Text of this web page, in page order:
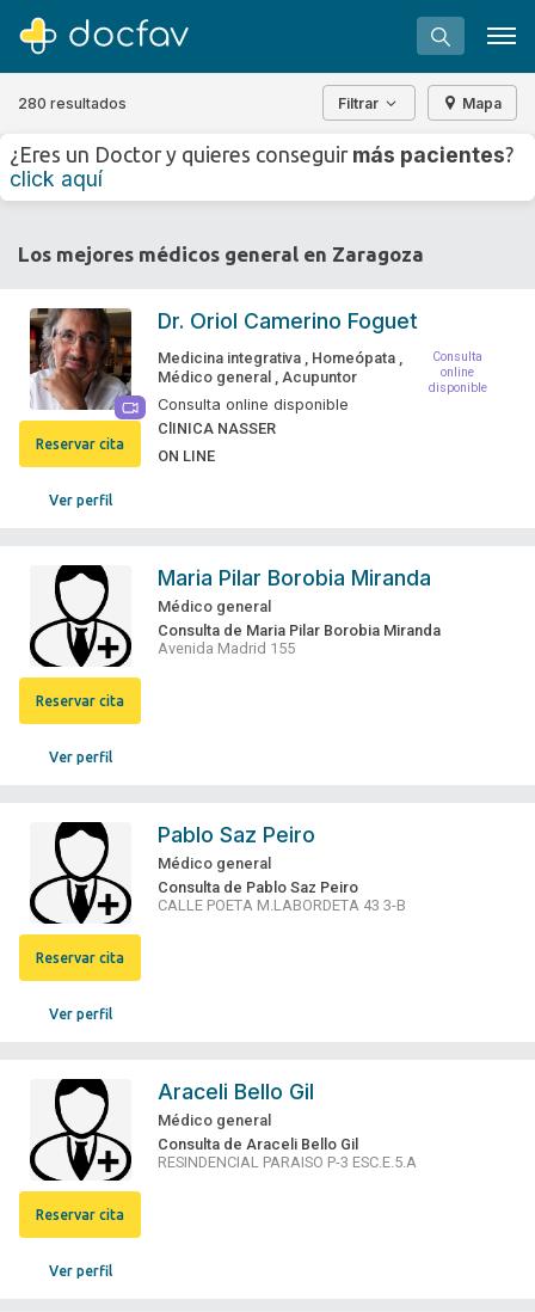
Software para clínicas
¿Eres un doctor?
280 resultados Filtrar Mapa
¿Eres un Doctor y quieres conseguir más pacientes?
click aquí
Los mejores médicos general en Zaragoza
Ver perfil
Reservar cita
Dr. Oriol Camerino Foguet
Medicina integrativa , Homeópata ,
Médico general ,Acupuntor
Consulta
online
disponible
Consulta online disponible
ClINICA NASSER
ON LINE
Ver perfil
Reservar cita
Maria Pilar Borobia Miranda
Médico general
Consulta de Maria Pilar Borobia Miranda
Avenida Madrid 155
Ver perfil
Reservar cita
Pablo Saz Peiro
Médico general
Consulta de Pablo Saz Peiro
CALLE POETA M.LABORDETA 43 3-B
Ver perfil
Reservar cita
Araceli Bello Gil
Médico general
Consulta de Araceli Bello Gil
RESINDENCIAL PARAISO P-3 ESC.E.5.A
+ −
⇧
»
©OpenStreetMapcontributors.